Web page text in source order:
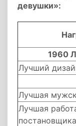
девушки»:
1960
Лучший
Лучшая
Лучшая